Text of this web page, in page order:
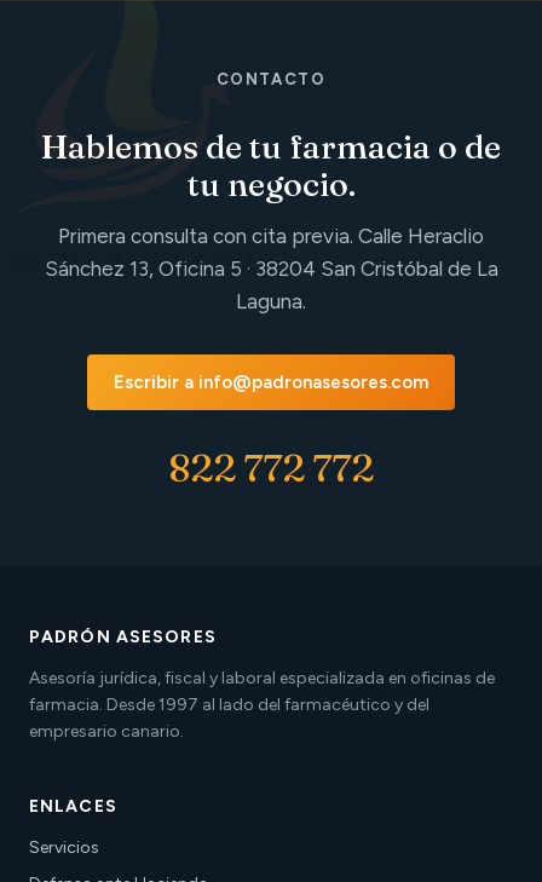
CONTACTO
Hablemos de tu farmacia o de
tu negocio.
Primera consulta con cita previa. Calle Heraclio
Sánchez 13, Oficina 5 · 38204 San Cristóbal de La
Laguna.
Escribir a info@padronasesores.com
822 772 772
PADRÓN ASESORES
Asesoría jurídica, fiscal y laboral especializada en oficinas de
farmacia. Desde 1997 al lado del farmacéutico y del
empresario canario.
ENLACES
Servicios